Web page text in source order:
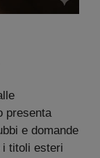
presenta
e domande
i titoli esteri